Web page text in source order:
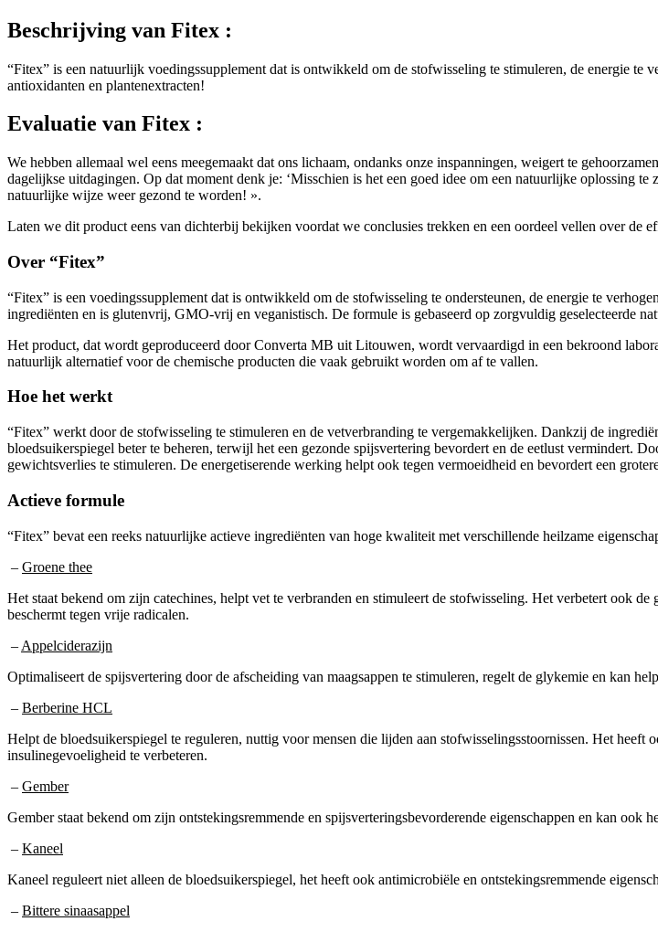
Beschrijving van Fitex :
“Fitex” is een natuurlijk voedingssupplement dat is ontwikkeld om de stofwisseling te stimuleren, de energie
antioxidanten en plantenextracten!
Evaluatie van Fitex :
We hebben allemaal wel eens meegemaakt dat ons lichaam, ondanks onze inspanningen, weigert te
dagelijkse uitdagingen. Op dat moment denk je: ‘Misschien is het een goed idee om een natuurlijke oplossing
natuurlijke wijze weer gezond te worden! ».
Laten we dit product eens van dichterbij bekijken voordat we conclusies trekken en een oordeel vellen over de
Over “Fitex”
“Fitex” is een voedingssupplement dat is ontwikkeld om de stofwisseling te ondersteunen, de energie te
ingrediënten en is glutenvrij, GMO-vrij en veganistisch. De formule is gebaseerd op zorgvuldig geselecteerde
Het product, dat wordt geproduceerd door Converta MB uit Litouwen, wordt vervaardigd in een bekroond
natuurlijk alternatief voor de chemische producten die vaak gebruikt worden om af te vallen.
Hoe het werkt
“Fitex” werkt door de stofwisseling te stimuleren en de vetverbranding te vergemakkelijken. Dankzij de
bloedsuikerspiegel beter te beheren, terwijl het een gezonde spijsvertering bevordert en de eetlust vermindert.
gewichtsverlies te stimuleren. De energetiserende werking helpt ook tegen vermoeidheid en bevordert een
Actieve formule
“Fitex” bevat een reeks natuurlijke actieve ingrediënten van hoge kwaliteit met verschillende heilzame
– Groene thee
Het staat bekend om zijn catechines, helpt vet te verbranden en stimuleert de stofwisseling. Het verbetert ook
beschermt tegen vrije radicalen.
– Appelciderazijn
Optimaliseert de spijsvertering door de afscheiding van maagsappen te stimuleren, regelt de glykemie en kan
– Berberine HCL
Helpt de bloedsuikerspiegel te reguleren, nuttig voor mensen die lijden aan stofwisselingsstoornissen. Het
insulinegevoeligheid te verbeteren.
– Gember
Gember staat bekend om zijn ontstekingsremmende en spijsverteringsbevorderende eigenschappen en kan
– Kaneel
Kaneel reguleert niet alleen de bloedsuikerspiegel, het heeft ook antimicrobiële en ontstekingsremmende
– Bittere sinaasappel